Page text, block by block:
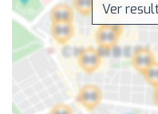
Ver